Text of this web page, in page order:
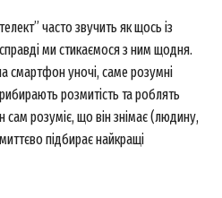
часто звучить як щось із
ми стикаємося з ним щодня.
смартфон уночі, саме розумні
розмитість та роблять
розуміє, що він знімає (людину,
підбирає найкращі